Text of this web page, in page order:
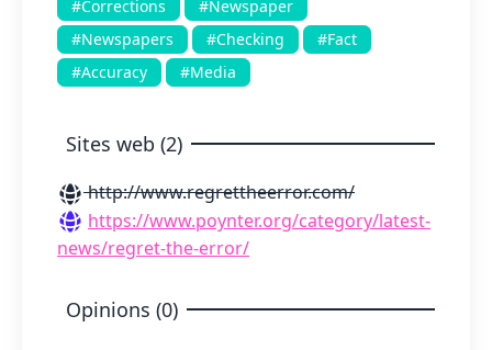
#Corrections
#Newspaper
#Newspapers
#Checking
#Fact
#Accuracy
#Media
Sites web (2)
http://www.regrettheerror.com/
https://www.poynter.org/category/latest-
news/regret-the-error/
Opinions (0)